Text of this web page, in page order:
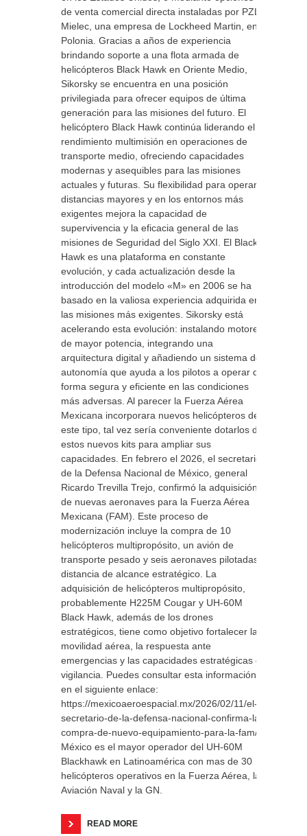
de venta comercial directa instaladas por PZL
Mielec, una empresa de Lockheed Martin, en
Polonia. Gracias a años de experiencia
brindando soporte a una flota armada de
helicópteros Black Hawk en Oriente Medio,
Sikorsky se encuentra en una posición
privilegiada para ofrecer equipos de última
generación para las misiones del futuro. El
helicóptero Black Hawk continúa liderando el
rendimiento multimisión en operaciones de
transporte medio, ofreciendo capacidades
modernas y asequibles para las misiones
actuales y futuras. Su flexibilidad para operar a
distancias mayores y en los entornos más
exigentes mejora la capacidad de
supervivencia y la eficacia general de las
misiones de Seguridad del Siglo XXI. El Black
Hawk es una plataforma en constante
evolución, y cada actualización desde la
introducción del modelo «M» en 2006 se ha
basado en la valiosa experiencia adquirida en
las misiones más exigentes. Sikorsky está
acelerando esta evolución: instalando motores
de mayor potencia, integrando una
arquitectura digital y añadiendo un sistema de
autonomía que ayuda a los pilotos a operar de
forma segura y eficiente en las condiciones
más adversas. Al parecer la Fuerza Aérea
Mexicana incorporara nuevos helicópteros de
este tipo, tal vez sería conveniente dotarlos de
estos nuevos kits para ampliar sus
capacidades. En febrero el 2026, el secretario
de la Defensa Nacional de México, general
Ricardo Trevilla Trejo, confirmó la adquisición
de nuevas aeronaves para la Fuerza Aérea
Mexicana (FAM). Este proceso de
modernización incluye la compra de 10
helicópteros multipropósito, un avión de
transporte pesado y seis aeronaves pilotadas a
distancia de alcance estratégico. La
adquisición de helicópteros multipropósito,
probablemente H225M Cougar y UH-60M
Black Hawk, además de los drones
estratégicos, tiene como objetivo fortalecer la
movilidad aérea, la respuesta ante
emergencias y las capacidades estratégicas de
vigilancia. Puedes consultar esta información
en el siguiente enlace:
https://mexicoaeroespacial.mx/2026/02/11/el-
secretario-de-la-defensa-nacional-confirma-la-
compra-de-nuevo-equipamiento-para-la-fam/
México es el mayor operador del UH-60M
Blackhawk en Latinoamérica con mas de 30
helicópteros operativos en la Fuerza Aérea, la
Aviación Naval y la GN.
READ MORE